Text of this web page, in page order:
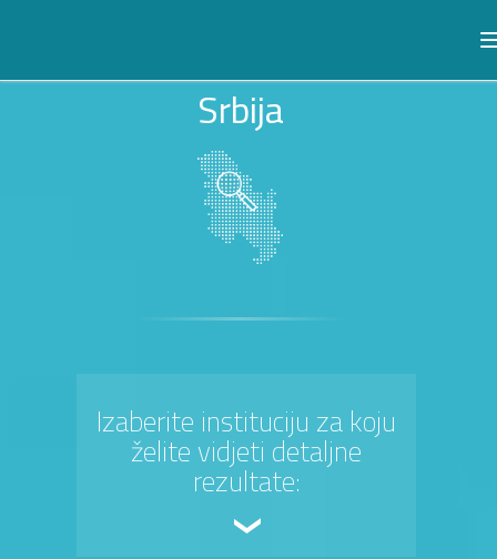
Srbija
Izaberite instituciju za koju
želite vidjeti detaljne
rezultate: